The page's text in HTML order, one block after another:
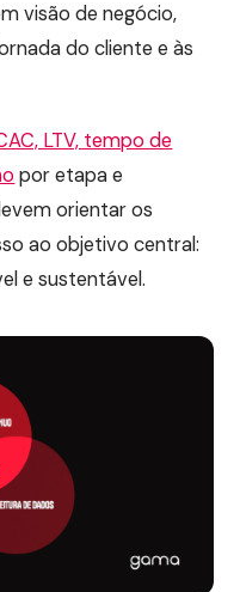
visão de negócio,
do cliente e às
LTV, tempo de
por etapa e
orientar os
ao objetivo central:
e sustentável.